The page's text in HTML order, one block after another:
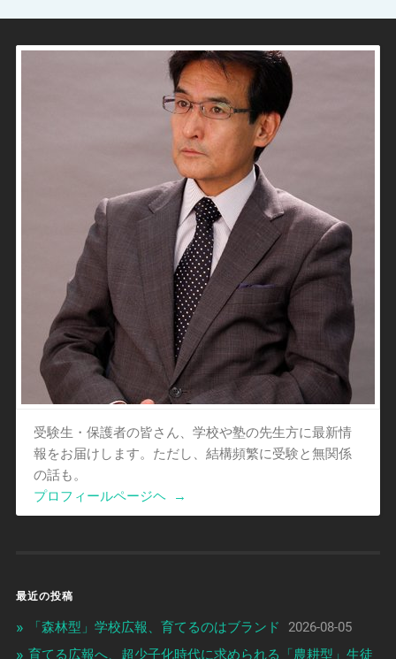
受験生・保護者の皆さん、学校や塾の先生方に最新情
報をお届けします。ただし、結構頻繁に受験と無関係
の話も。
プロフィールページヘ
→
最近の投稿
「森林型」学校広報、育てるのはブランド
2026-08-05
育てる広報へ、超少子化時代に求められる「農耕型」生徒